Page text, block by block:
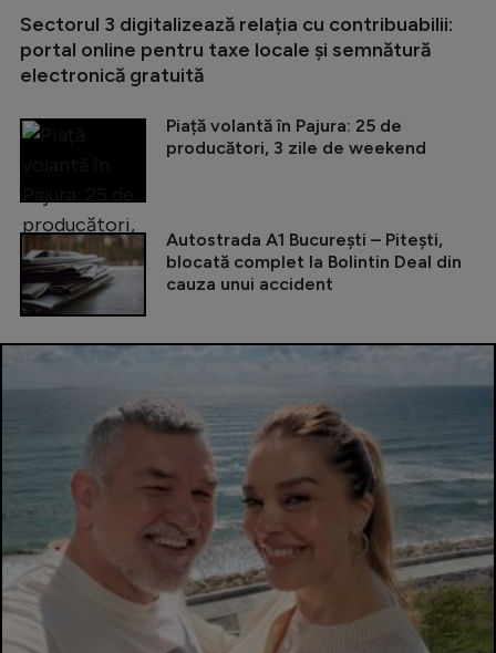
Sectorul 3 digitalizează relația cu contribuabilii:
portal online pentru taxe locale și semnătură
electronică gratuită
Piață volantă în Pajura: 25 de
producători, 3 zile de weekend
Autostrada A1 București – Pitești,
blocată complet la Bolintin Deal din
cauza unui accident